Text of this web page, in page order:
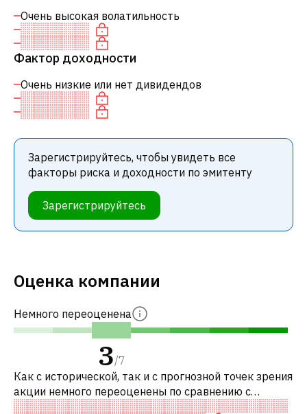
Очень высокая волатильность
Фактор доходности
Очень низкие или нет дивидендов
Зарегистрируйтесь, чтобы увидеть все
факторы риска и доходности по эмитенту
Зарегистрируйтесь
Оценка компании
Немного переоценена
3/7
Как с исторической, так и с прогнозной точек зрения
акции немного переоценены по сравнению с
аналогичными акциями.